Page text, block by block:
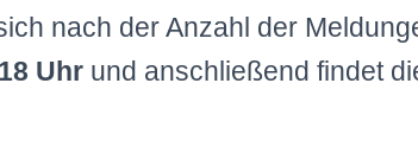
nach der Anzahl der
Uhrund anschließend findet